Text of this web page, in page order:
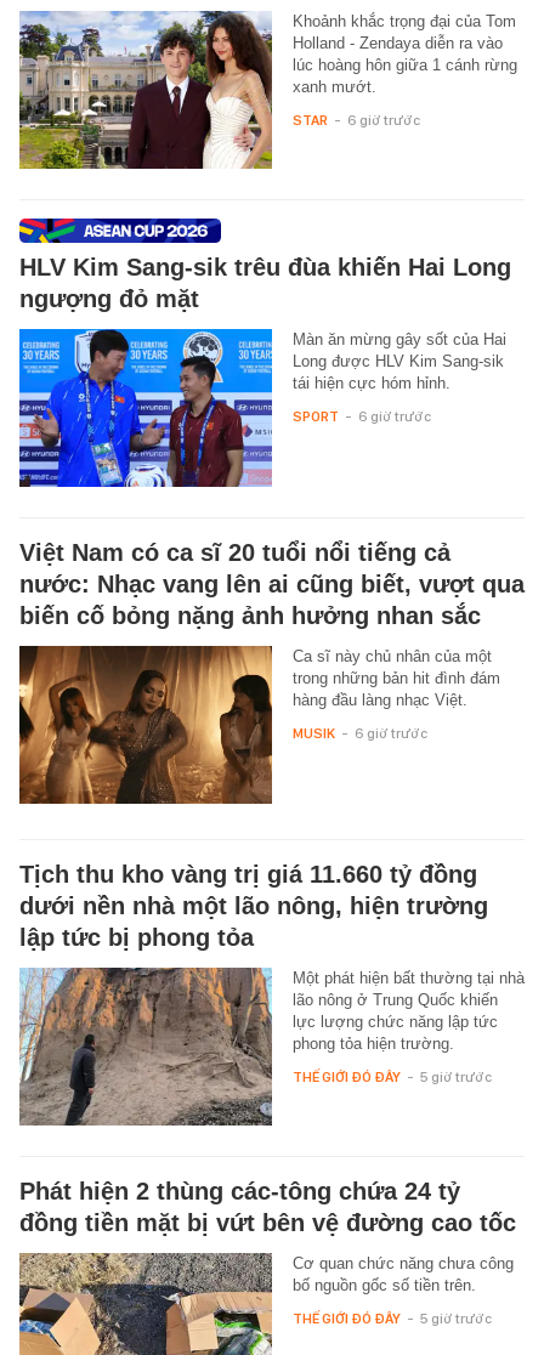
Khoảnh khắc trọng đại của Tom
Holland - Zendaya diễn ra vào
lúc hoàng hôn giữa 1 cánh rừng
xanh mướt.
STAR - 6 giờ trước
HLV Kim Sang-sik trêu đùa khiến Hai Long
ngượng đỏ mặt
Màn ăn mừng gây sốt của Hai
Long được HLV Kim Sang-sik
tái hiện cực hóm hỉnh.
SPORT - 6 giờ trước
Việt Nam có ca sĩ 20 tuổi nổi tiếng cả
nước: Nhạc vang lên ai cũng biết, vượt qua
biến cố bỏng nặng ảnh hưởng nhan sắc
Ca sĩ này chủ nhân của một
trong những bản hit đình đám
hàng đầu làng nhạc Việt.
MUSIK - 6 giờ trước
Tịch thu kho vàng trị giá 11.660 tỷ đồng
dưới nền nhà một lão nông, hiện trường
lập tức bị phong tỏa
Một phát hiện bất thường tại nhà
lão nông ở Trung Quốc khiến
lực lượng chức năng lập tức
phong tỏa hiện trường.
THẾ GIỚI ĐÓ ĐÂY - 5 giờ trước
Phát hiện 2 thùng các-tông chứa 24 tỷ
đồng tiền mặt bị vứt bên vệ đường cao tốc
Cơ quan chức năng chưa công
bố nguồn gốc số tiền trên.
THẾ GIỚI ĐÓ ĐÂY - 5 giờ trước